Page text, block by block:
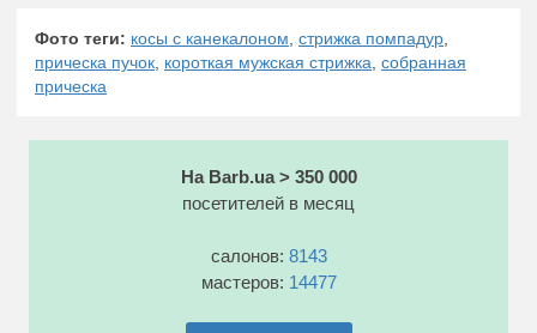
Фото теги: косы с канекалоном стрижка помпадур
прическа пучок короткая мужская стрижка собранная
прическа
На Barb.ua > 350 000
посетителей в месяц
салонов: 8143
мастеров: 14477